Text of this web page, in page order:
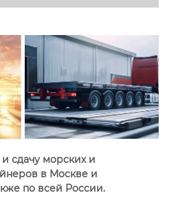
сдачу морских и
в Москве и
по всей России.